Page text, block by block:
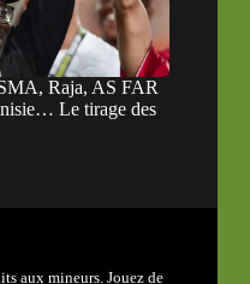
Raja, AS FAR
Le tirage des
aux mineurs. Jouez de